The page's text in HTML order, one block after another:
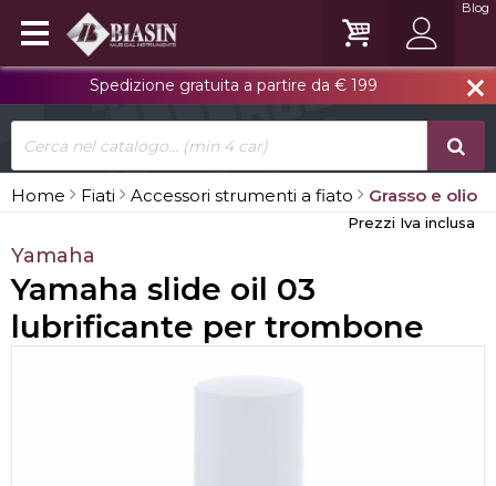
close
Spedizione gratuita a partire da € 199
Blog
Home Fiati Accessori strumenti a fiato Grasso e olio
Prezzi Iva inclusa
Yamaha
Yamaha slide oil 03
lubrificante per trombone